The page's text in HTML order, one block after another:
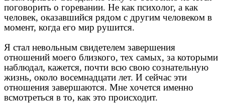
поговорить о горевании. Не как психолог, а как
человек, оказавшийся рядом с другим человеком в
момент, когда его мир рушится.
Я стал невольным свидетелем завершения
отношений моего близкого, тех самых, за которыми
наблюдал, кажется, почти всю свою сознательную
жизнь, около восемнадцати лет. И сейчас эти
отношения завершаются. Мне хочется именно
всмотреться в то, как это происходит.